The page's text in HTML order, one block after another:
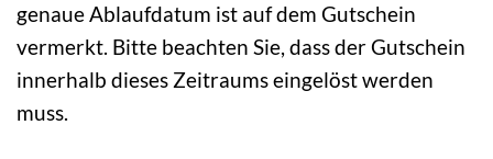
genaue Ablaufdatum ist auf dem Gutschein
vermerkt. Bitte beachten Sie, dass der Gutschein
innerhalb dieses Zeitraums eingelöst werden
muss.